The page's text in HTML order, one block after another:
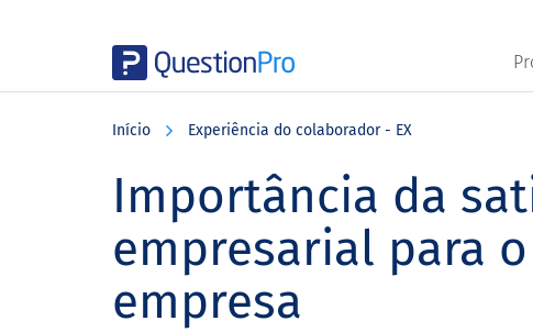
Início Experiência do colaborador - EX
Importância da
empresarial para
empresa